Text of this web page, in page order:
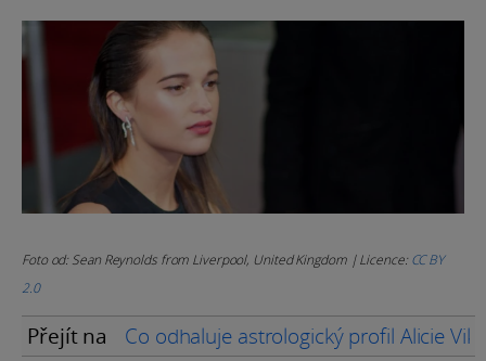
Foto od: Sean Reynolds from Liverpool, United Kingdom | Licence:CC BY
2.0
Přejít na Co odhaluje astrologický profil Alicie